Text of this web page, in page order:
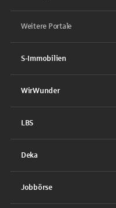
Weitere Portale
S-Immobilien
WirWunder
LBS
Deka
Jobbörse